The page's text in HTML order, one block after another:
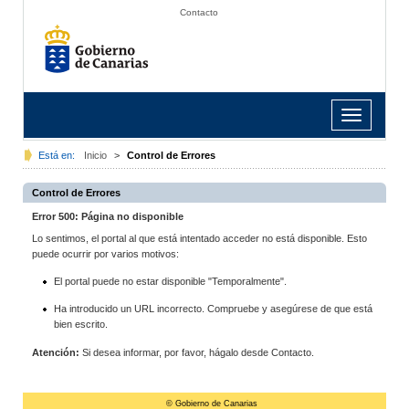
Contacto
Toggle
navigation
Está en: Inicio > Control de Errores
Control de Errores
Error 500: Página no disponible
Lo sentimos, el portal al que está intentado acceder no está disponible. Esto
puede ocurrir por varios motivos:
El portal puede no estar disponible "Temporalmente".
Ha introducido un URL incorrecto. Compruebe y asegúrese de que está
bien escrito.
Atención: Si desea informar, por favor, hágalo desde Contacto.
© Gobierno de Canarias